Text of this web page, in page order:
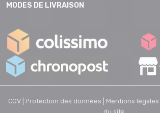
MODES DE LIVRAISON
CGV | Protection des données | Mentions légales |